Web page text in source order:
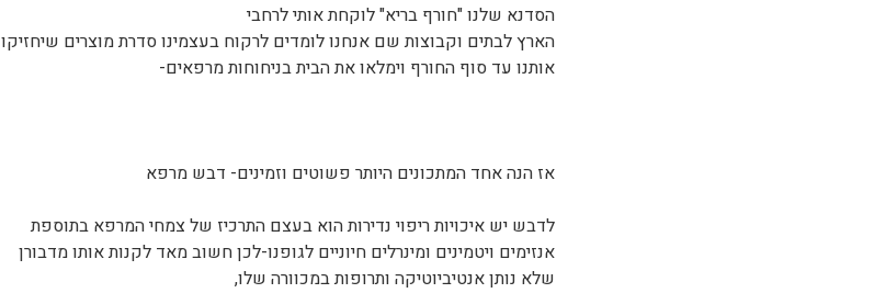
הסדנא שלנו "חורף בריא" לוקחת אותי לרחבי
הארץ לבתים וקבוצות שם אנחנו לומדים לרקוח בעצמינו סדרת מוצרים שיחזיקו
אותנו עד סוף החורף וימלאו את הבית בניחוחות מרפאים-
אז הנה אחד המתכונים היותר פשוטים וזמינים- דבש מרפא
לדבש יש איכויות ריפוי נדירות הוא בעצם התרכיז של צמחי המרפא בתוספת
אנזימים ויטמינים ומינרלים חיוניים לגופנו-לכן חשוב מאד לקנות אותו מדבורן
שלא נותן אנטיביוטיקה ותרופות במכוורה שלו,